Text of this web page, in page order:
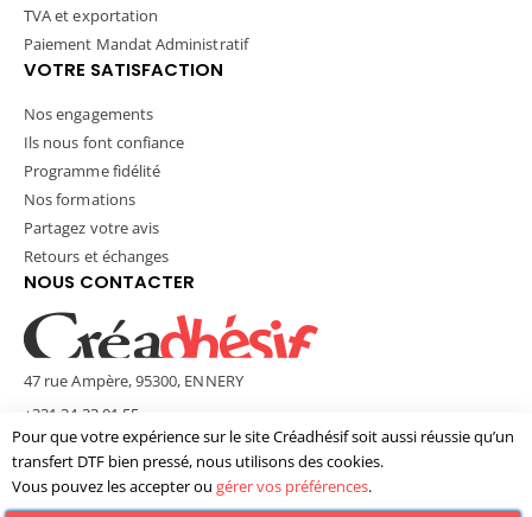
TVA et exportation
Paiement Mandat Administratif
VOTRE SATISFACTION
Nos engagements
Ils nous font confiance
Programme fidélité
Nos formations
Partagez votre avis
Retours et échanges
NOUS CONTACTER
47 rue Ampère, 95300, ENNERY
+331 34 33 01 55
contact@creadhesif.com
Lun - Ven / 9h30 - 12h00 & 14h00 - 17h00
Pour que votre expérience sur le site Créadhésif soit aussi réussie qu’un
transfert DTF bien pressé, nous utilisons des cookies.
Vous pouvez les accepter ou gérer vos préférences.